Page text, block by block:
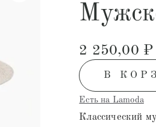
2 250,00 ₽
В
Есть на Lamoda
Классический